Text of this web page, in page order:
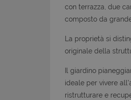
con terrazza, due
composto da
La proprietà si
originale della
Il giardino
ideale per vivere
ristrutturare e